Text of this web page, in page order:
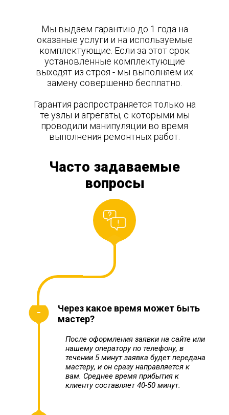
Мы выдаем гарантию до 1 года на
оказаные услуги и на используемые
комплектующие. Если за этот срок
установленные комплектующие
выходят из строя - мы выполняем их
замену совершенно бесплатно.
Гарантия распространяется только на
те узлы и агрегаты, с которыми мы
проводили манипуляции во время
выполнения ремонтных работ.
Часто задаваемые
вопросы
Через какое время может быть
мастер?
После оформления заявки на сайте или
нашему оператору по телефону, в
течении 5 минут заявка будет передана
мастеру, и он сразу направляется к
вам. Среднее время прибытия к
клиенту составляет 40-50 минут.